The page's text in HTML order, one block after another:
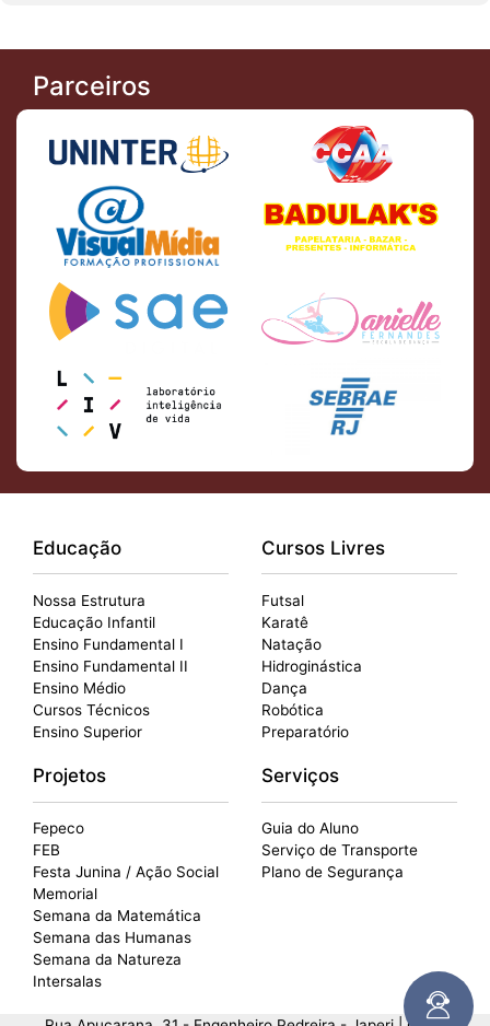
Parceiros
Educação
Nossa Estrutura
Educação Infantil
Ensino Fundamental I
Ensino Fundamental II
Ensino Médio
Cursos Técnicos
Ensino Superior
Cursos Livres
Futsal
Karatê
Natação
Hidroginástica
Dança
Robótica
Preparatório
Projetos
Fepeco
FEB
Festa Junina / Ação Social
Memorial
Semana da Matemática
Semana das Humanas
Semana da Natureza
Intersalas
Serviços
Guia do Aluno
Serviço de Transporte
Plano de Segurança